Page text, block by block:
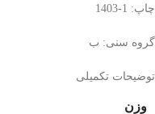
چاپ: 1-1403
گروه سنی: ب
توضیحات تکمیلی
وزن